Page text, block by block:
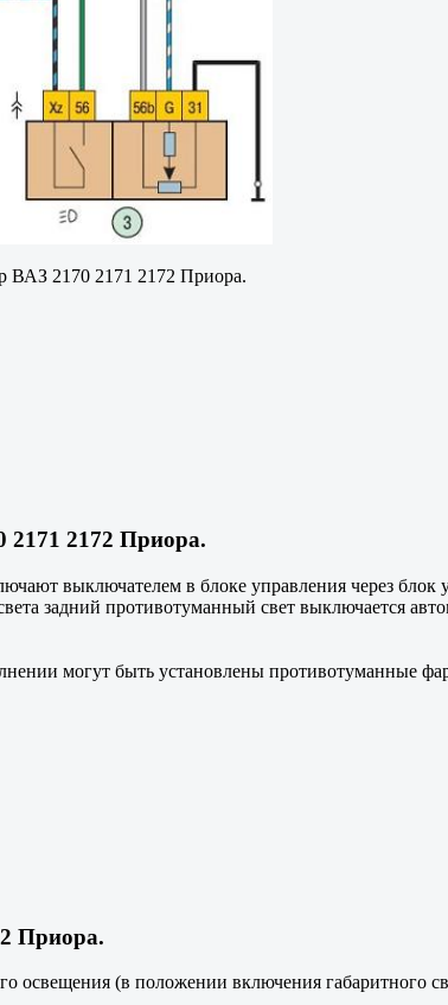
ВАЗ 2170 2171 2172 Приора.
2171 2172 Приора.
выключателем в блоке управления через
задний противотуманный свет выключается
могут быть установлены противотуманные
Приора.
освещения (в положении включения габаритного